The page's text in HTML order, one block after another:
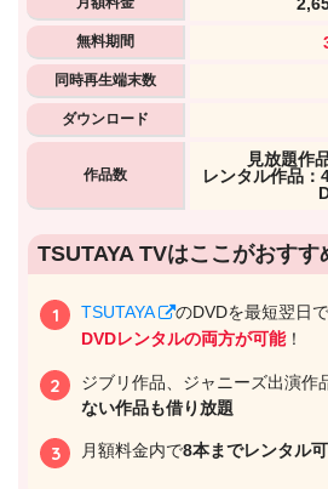
U-NEXTヘルプセン
無料期間
同時再生端末数
ダウンロード
作品数
⾒放題作
レンタル作品
TSUTAYA TVはここがおすす
TSUTAYA のDVDを最短翌日
DVDレンタルの両方が可能！
ジブリ作品、ジャニーズ出演作
ない作品も借り放題
月額料金内で8本までレンタル